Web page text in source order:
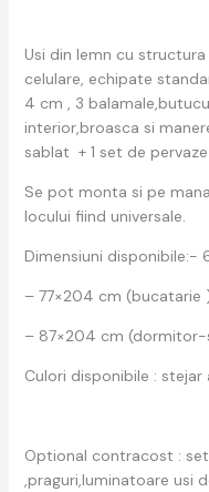
Usi din lemn cu
celulare, echipate
4 cm , 3
interior,broasca si
sablat + 1 set de
Se pot monta si pe
locului fiind universale.
Dimensiuni disponibile:-
– 77×204 cm (bucatarie
– 87×204 cm (dormitor-
Culori disponibile : stejar
Optional contracost :
,praguri,luminatoare usi